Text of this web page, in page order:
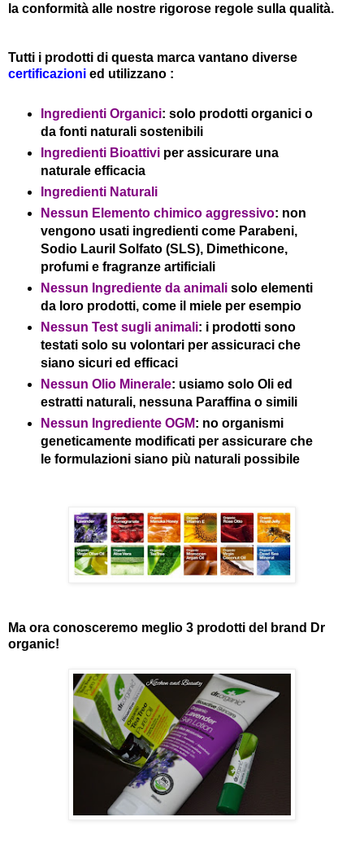
la conformità alle nostre rigorose regole sulla qualità.
Tutti i prodotti di questa marca vantano diverse
certificazioni ed utilizzano :
Ingredienti Organici: solo prodotti organici o
da fonti naturali sostenibili
Ingredienti Bioattiviper assicurare una
naturale efficacia
Ingredienti Naturali
Nessun Elemento chimico aggressivo: non
vengono usati ingredienti come Parabeni,
Sodio Lauril Solfato (SLS), Dimethicone,
profumi e fragranze artificiali
Nessun Ingrediente da animalisolo elementi
da loro prodotti, come il miele per esempio
Nessun Test sugli animali: i prodotti sono
testati solo su volontari per assicuraci che
siano sicuri ed efficaci
Nessun Olio Minerale: usiamo solo Oli ed
estratti naturali, nessuna Paraffina o simili
Nessun Ingrediente OGM: no organismi
geneticamente modificati per assicurare che
le formulazioni siano più naturali possibile
Ma ora conosceremo meglio 3 prodotti del brand Dr
organic!